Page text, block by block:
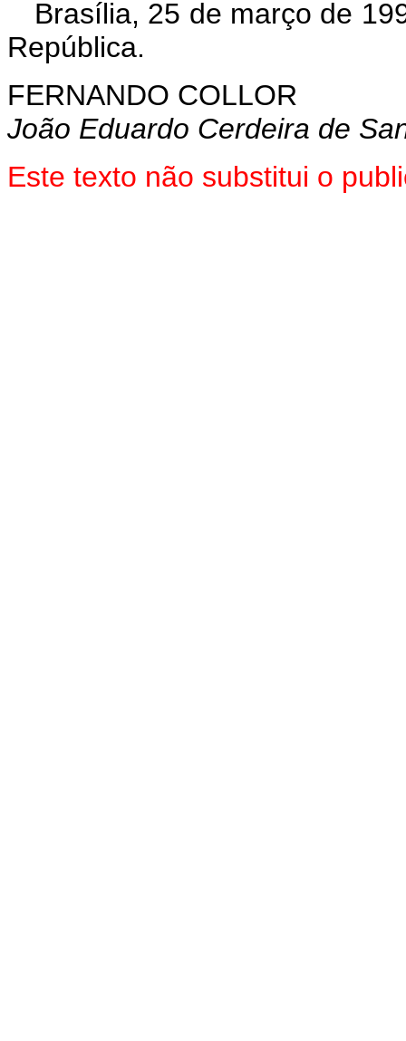
Brasília, 25 de março de
República.
FERNANDO COLLOR
João Eduardo Cerdeira de
Este texto não substitui o